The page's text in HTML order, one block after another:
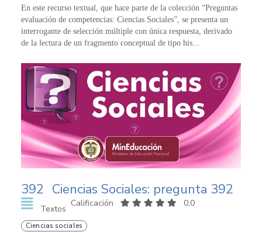
En este recurso textual, que hace parte de la colección “Preguntas
evaluación de competencias: Ciencias Sociales”, se presenta un
interrogante de selección múltiple con única respuesta, derivado
de la lectura de un fragmento conceptual de tipo his...
392 Ciencias Sociales: pregunta 392
Textos
Calificación 0,0
Ciencias sociales